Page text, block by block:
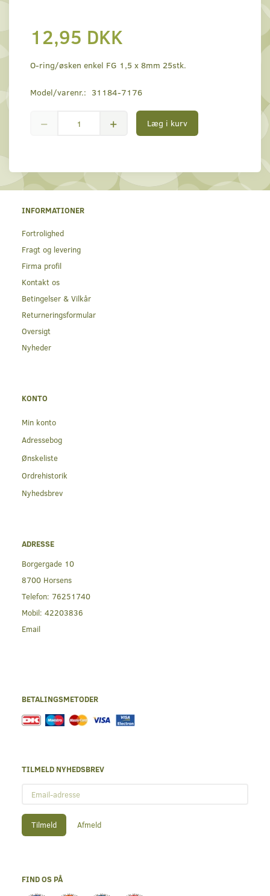
12,95 DKK
O-ring/øsken enkel FG 1,5 x 8mm 25stk.
Model/varenr.: 31184-7176
Læg i kurv
INFORMATIONER
Fortrolighed
Fragt og levering
Firma profil
Kontakt os
Betingelser & Vilkår
Returneringsformular
Oversigt
Nyheder
KONTO
Min konto
Adressebog
Ønskeliste
Ordrehistorik
Nyhedsbrev
ADRESSE
Borgergade 10
8700 Horsens
Telefon: 76251740
Mobil: 42203836
Email
BETALINGSMETODER
TILMELD NYHEDSBREV
adresse
Tilmeld Afmeld
FIND OS PÅ